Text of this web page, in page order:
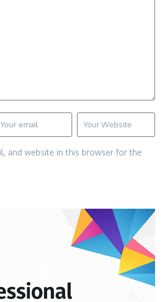
and website in this browser for the